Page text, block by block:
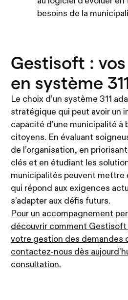
besoins de la
Gestisoft :
en système
Le choix d’un système 311
stratégique qui peut avoir un
capacité d’une municipalité à
citoyens. En évaluant
de l’organisation, en
clés et en étudiant les
municipalités peuvent mettre
qui répond aux exigences
s’adapter aux défis futurs.
Pour un accompagnement
découvrir comment
votre gestion des demandes
contactez-nous dès
consultation.